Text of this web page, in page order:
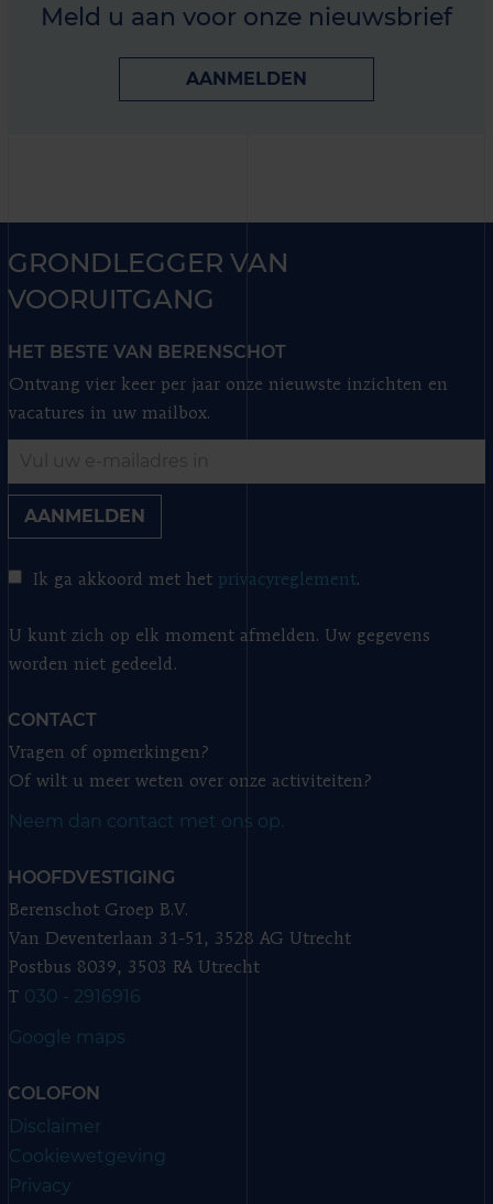
Meld u aan voor onze nieuwsbrief
AANMELDEN
GRONDLEGGER VAN
VOORUITGANG
HET BESTE VAN BERENSCHOT
Ontvang vier keer per jaar onze nieuwste inzichten en
vacatures in uw mailbox.
AANMELDEN
Ik ga akkoord met het privacyreglement.
U kunt zich op elk moment afmelden. Uw gegevens
worden niet gedeeld.
CONTACT
Vragen of opmerkingen?
Of wilt u meer weten over onze activiteiten?
Neem dan contact met ons op.
HOOFDVESTIGING
Berenschot Groep B.V.
Van Deventerlaan 31-51, 3528 AG Utrecht
Postbus 8039, 3503 RA Utrecht
T 030 - 2916916
Google maps
COLOFON
Disclaimer
Cookiewetgeving
Privacy